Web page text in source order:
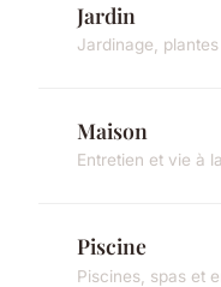
Jardin
Jardinage,
Maison
Entretien et vie à
Piscine
Piscines, spas et